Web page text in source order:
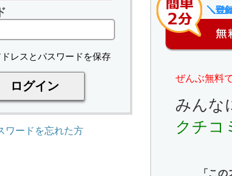
ドレスとパスワードを保存
ワードを忘れた方
ぜんぶ無料
みんな
クチコ
「こ